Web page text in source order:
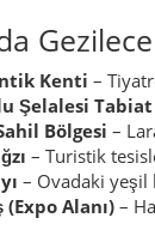
Kenti –
Şelalesi Tabiat
Bölgesi –
– Turistik
– Ovadaki yeşil
Alanı) –